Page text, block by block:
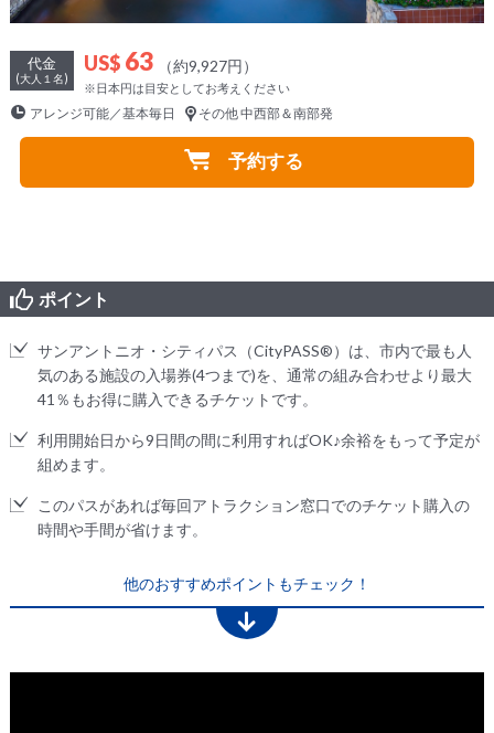
代金
(大人１名)
US$ 63 （約9,927円）
※日本円は目安としてお考えください
アレンジ可能／基本毎日 その他 中西部＆南部発
予約する
ポイント
サンアントニオ・シティパス（CityPASS®）は、市内で最も人
気のある施設の入場券(4つまで)を、通常の組み合わせより最大
41％もお得に購入できるチケットです。
利用開始日から9日間の間に利用すればOK♪余裕をもって予定が
組めます。
このパスがあれば毎回アトラクション窓口でのチケット購入の
時間や手間が省けます。
他のおすすめポイントもチェック！